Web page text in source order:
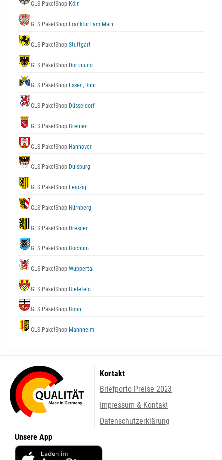
GLS PaketShop Köln
GLS PaketShop Frankfurt am Main
GLS PaketShop Stuttgart
GLS PaketShop Dortmund
GLS PaketShop Essen, Ruhr
GLS PaketShop Düsseldorf
GLS PaketShop Bremen
GLS PaketShop Hannover
GLS PaketShop Duisburg
GLS PaketShop Leipzig
GLS PaketShop Nürnberg
GLS PaketShop Dresden
GLS PaketShop Bochum
GLS PaketShop Wuppertal
GLS PaketShop Bielefeld
GLS PaketShop Bonn
GLS PaketShop Mannheim
Kontakt
Briefporto Preise 2023
Impressum & Kontakt
Datenschutzerklärung
Unsere App